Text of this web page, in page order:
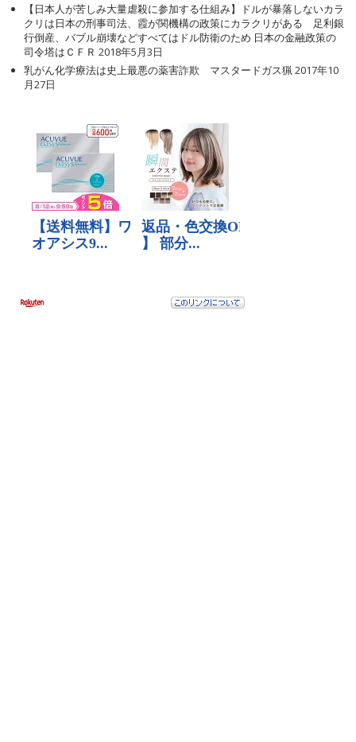
【日本人が苦しみ大量虐殺に参加する仕組み】ドルが暴落しないカラ
クリは日本の刑事司法、霞が関機構の政策にカラクリがある 足利銀
行倒産、バブル崩壊などすべてはドル防衛のため 日本の金融政策の
司令塔はＣＦＲ 2018年5月3日
乳がん化学療法は史上最悪の薬害詐欺 マスタードガス猟 2017年10
月27日